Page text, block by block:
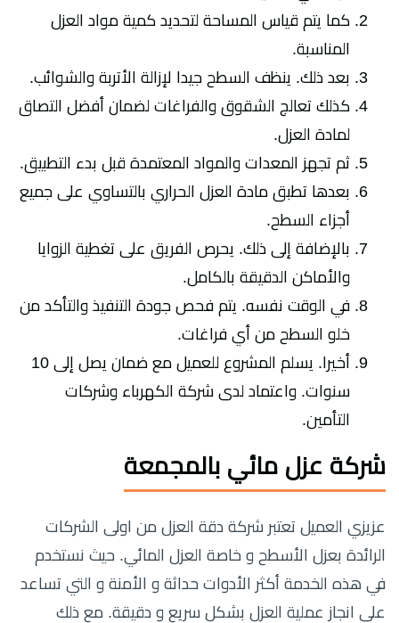
كما يتم قياس المساحة لتحديد كمية مواد العزل
المناسبة.
بعد ذلك. ينظف السطح جيدا لإزالة الأتربة والشوائب.
كذلك تعالج الشقوق والفراغات لضمان أفضل التصاق
لمادة العزل.
ثم تجهز المعدات والمواد المعتمدة قبل بدء التطبيق.
بعدها تطبق مادة العزل الحراري بالتساوي على جميع
أجزاء السطح.
بالإضافة إلى ذلك. يحرص الفريق على تغطية الزوايا
والأماكن الدقيقة بالكامل.
في الوقت نفسه. يتم فحص جودة التنفيذ والتأكد من
خلو السطح من أي فراغات.
أخيرا. يسلم المشروع للعميل مع ضمان يصل إلى 10
سنوات. واعتماد لدى شركة الكهرباء وشركات
التأمين.
شركة عزل مائي بالمجمعة
عزيزي العميل تعتبر شركة دقة العزل من اولى الشركات
الرائدة بعزل الأسطح و خاصة العزل المائي. حيث نستخدم
في هذه الخدمة أكثر الأدوات حداثة و الأمنة و التي تساعد
على انجاز عملية العزل بشكل سريع و دقيقة. مع ذلك